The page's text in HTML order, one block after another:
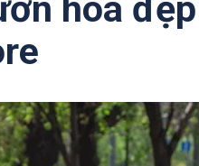
hoa